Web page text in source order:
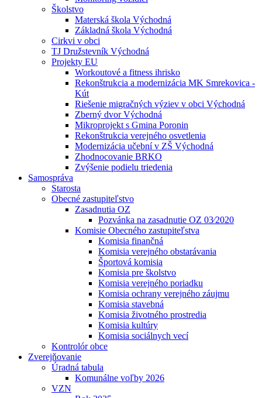
Školstvo
Materská škola Východná
Základná škola Východná
Cirkvi v obci
TJ Družstevník Východná
Projekty EU
Workoutové a fitness ihrisko
Rekonštrukcia a modernizácia MK Smrekovica -
Kút
Riešenie migračných výziev v obci Východná
Zberný dvor Východná
Mikroprojekt s Gmina Poronin
Rekonštrukcia verejného osvetlenia
Modernizácia učební v ZŠ Východná
Zhodnocovanie BRKO
Zvýšenie podielu triedenia
Samospráva
Starosta
Obecné zastupiteľstvo
Zasadnutia OZ
Pozvánka na zasadnutie OZ 03⁄2020
Komisie Obecného zastupiteľstva
Komisia finančná
Komisia verejného obstarávania
Športová komisia
Komisia pre školstvo
Komisia verejného poriadku
Komisia ochrany verejného záujmu
Komisia stavebná
Komisia životného prostredia
Komisia kultúry
Komisia sociálnych vecí
Kontrolór obce
Zverejňovanie
Úradná tabula
Komunálne voľby 2026
VZN